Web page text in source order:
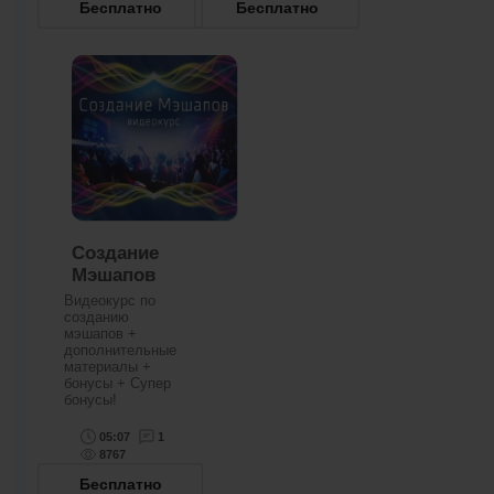
Бесплатно Бесплатно
Создание
Мэшапов
Видеокурс по
созданию
мэшапов +
дополнительные
материалы +
бонусы + Супер
бонусы!
05:07
1
8767
Бесплатно